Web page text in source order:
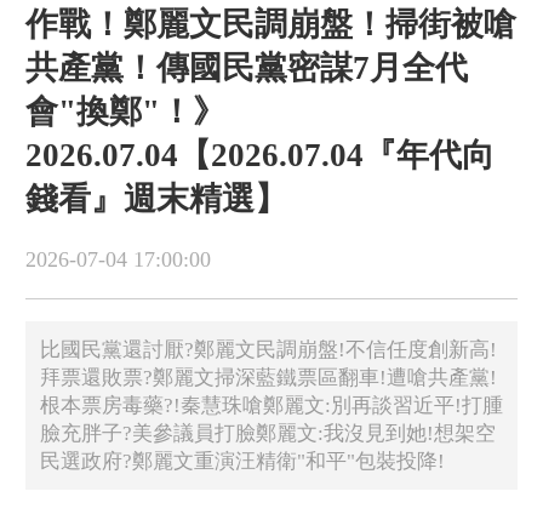
作戰！鄭麗文民調崩盤！掃街被嗆
共產黨！傳國民黨密謀7月全代
會"換鄭"！》
2026.07.04【2026.07.04『年代向
錢看』週末精選】
2026-07-04 17:00:00
比國民黨還討厭?鄭麗文民調崩盤!不信任度創新高!
拜票還敗票?鄭麗文掃深藍鐵票區翻車!遭嗆共產黨!
根本票房毒藥?!秦慧珠嗆鄭麗文:別再談習近平!打腫
臉充胖子?美參議員打臉鄭麗文:我沒見到她!想架空
民選政府?鄭麗文重演汪精衛"和平"包裝投降!